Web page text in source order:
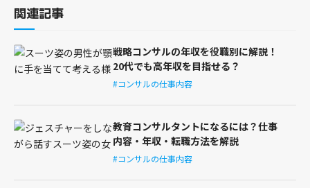
関連記事
戦略コンサルの年収を役職別に解説！
20代でも高年収を目指せる？
#コンサルの仕事内容
教育コンサルタントになるには？仕事
内容・年収・転職方法を解説
#コンサルの仕事内容